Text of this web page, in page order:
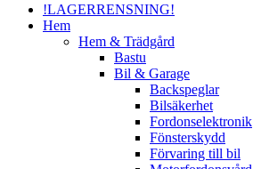
!LAGERRENSNING!
Hem
Hem & Trädgård
Bastu
Bil & Garage
Backspeglar
Bilsäkerhet
Fordonselektronik
Fönsterskydd
Förvaring till bil